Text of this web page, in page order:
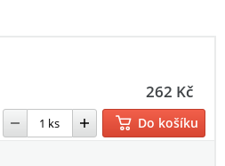
262 Kč
Do košíku